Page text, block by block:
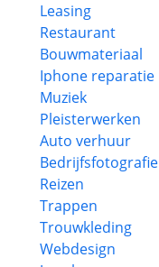
Leasing
Restaurant
Bouwmateriaal
Iphone reparatie
Muziek
Pleisterwerken
Auto verhuur
Bedrijfsfotografie
Reizen
Trappen
Trouwkleding
Webdesign